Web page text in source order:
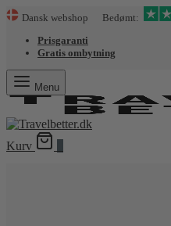
Dansk webshop Bedømt:
Prisgaranti
Gratis ombytning
Menu
Kurv